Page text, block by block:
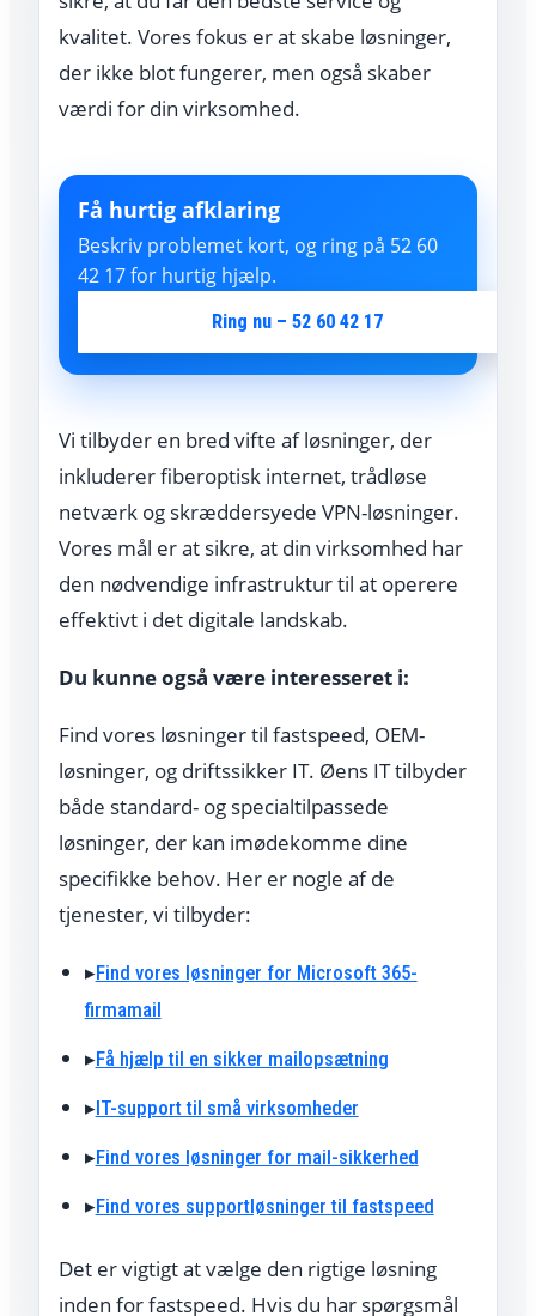
kvalitet. Vores fokus er at skabe løsninger,
der ikke blot fungerer, men også skaber
værdi for din virksomhed.
Få hurtig afklaring
Beskriv problemet kort, og ring på 52 60
42 17 for hurtig hjælp.
Ring nu – 52 60 42 17
Vi tilbyder en bred vifte af løsninger, der
inkluderer fiberoptisk internet, trådløse
netværk og skræddersyede VPN-løsninger.
Vores mål er at sikre, at din virksomhed har
den nødvendige infrastruktur til at operere
effektivt i det digitale landskab.
Du kunne også være interesseret i:
Find vores løsninger til fastspeed, OEM-
løsninger, og driftssikker IT. Øens IT tilbyder
både standard- og specialtilpassede
løsninger, der kan imødekomme dine
specifikke behov. Her er nogle af de
tjenester, vi tilbyder:
▸Find vores løsninger for Microsoft 365-
firmamail
▸Få hjælp til en sikker mailopsætning
▸IT-support til små virksomheder
▸Find vores løsninger for mail-sikkerhed
▸Find vores supportløsninger til fastspeed
Det er vigtigt at vælge den rigtige løsning
inden for fastspeed. Hvis du har spørgsmål